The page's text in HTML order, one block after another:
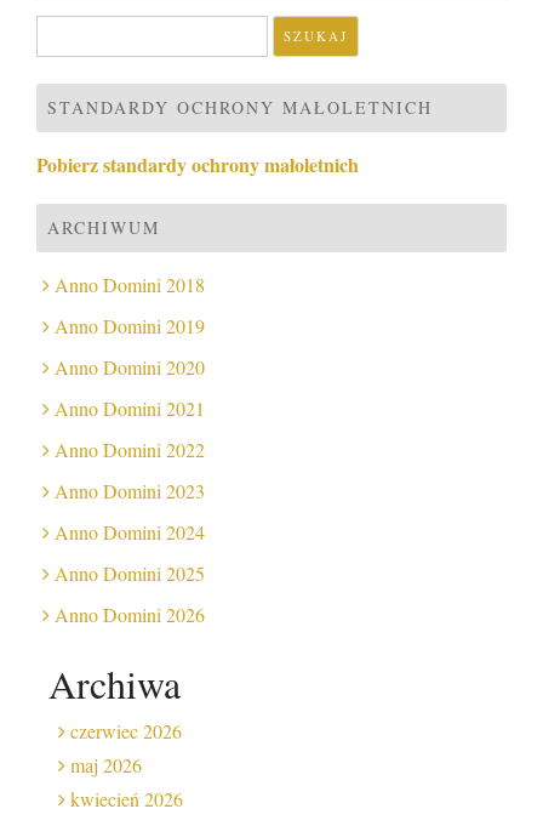
STANDARDY OCHRONY MAŁOLETNICH
Pobierz standardy ochrony małoletnich
ARCHIWUM
Anno Domini 2018
Anno Domini 2019
Anno Domini 2020
Anno Domini 2021
Anno Domini 2022
Anno Domini 2023
Anno Domini 2024
Anno Domini 2025
Anno Domini 2026
Archiwa
czerwiec 2026
maj 2026
kwiecień 2026